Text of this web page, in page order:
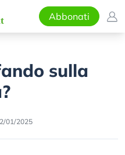
Abbonati
sulla
01/2025